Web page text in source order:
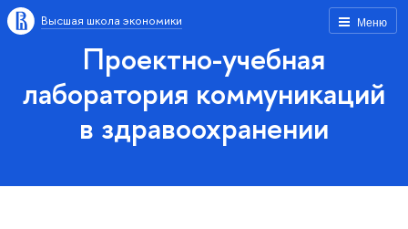
Меню
Высшая школа экономики
Проектно-учебная
лаборатория коммуникаций
в здравоохранении